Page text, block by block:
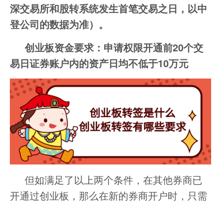
深交易所和股转系统发生首笔交易之日，以中
登公司的数据为准）。
创业板资金要求：申请权限开通前20个交
易日证券账户内的资产日均不低于10万元
但如满足了以上两个条件，在其他券商已
开通过创业板，那么在新的券商开户时，只需